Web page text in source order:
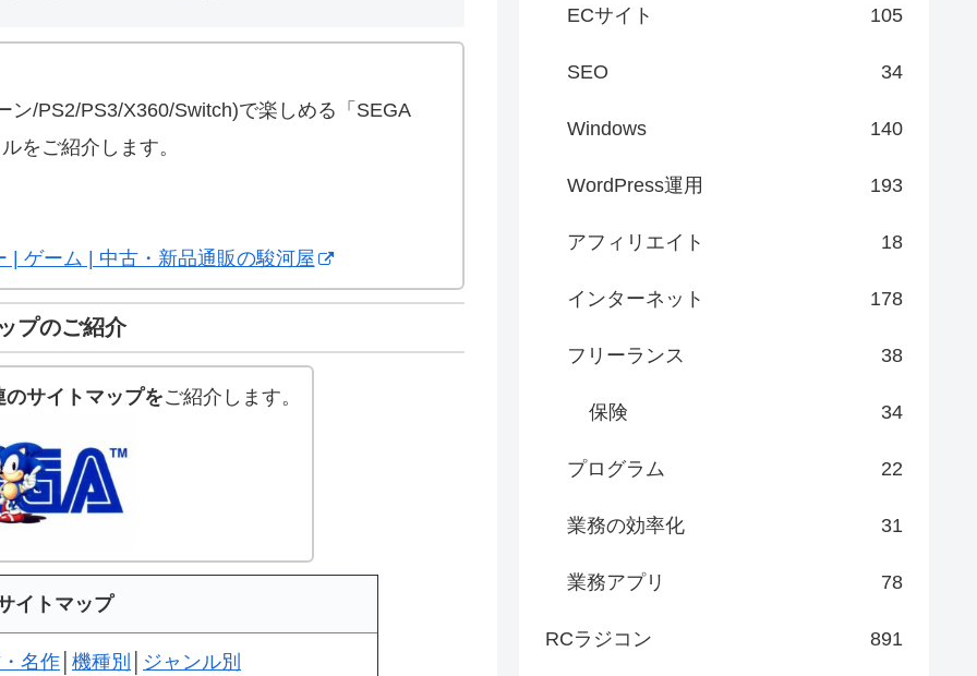
ン/PS2/PS3/X360/Switch)で楽しめる「SEGA
をご紹介します。
| ゲーム | 中古・新品通販の駿河屋
プのご紹介
サイトマップをご紹介します。
イトマップ
名作 機種別 ジャンル別
ECサイト 105
SEO 34
Windows 140
WordPress運用 193
アフィリエイト 18
インターネット 178
フリーランス 38
保険 34
プログラム 22
業務の効率化 31
業務アプリ 78
RCラジコン 891